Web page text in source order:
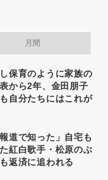
月間
保育のように家族の
から2年、金田朋子
自分たちにはこれが
道で知った」自宅も
紅白歌手・松原のぶ
返済に追われる